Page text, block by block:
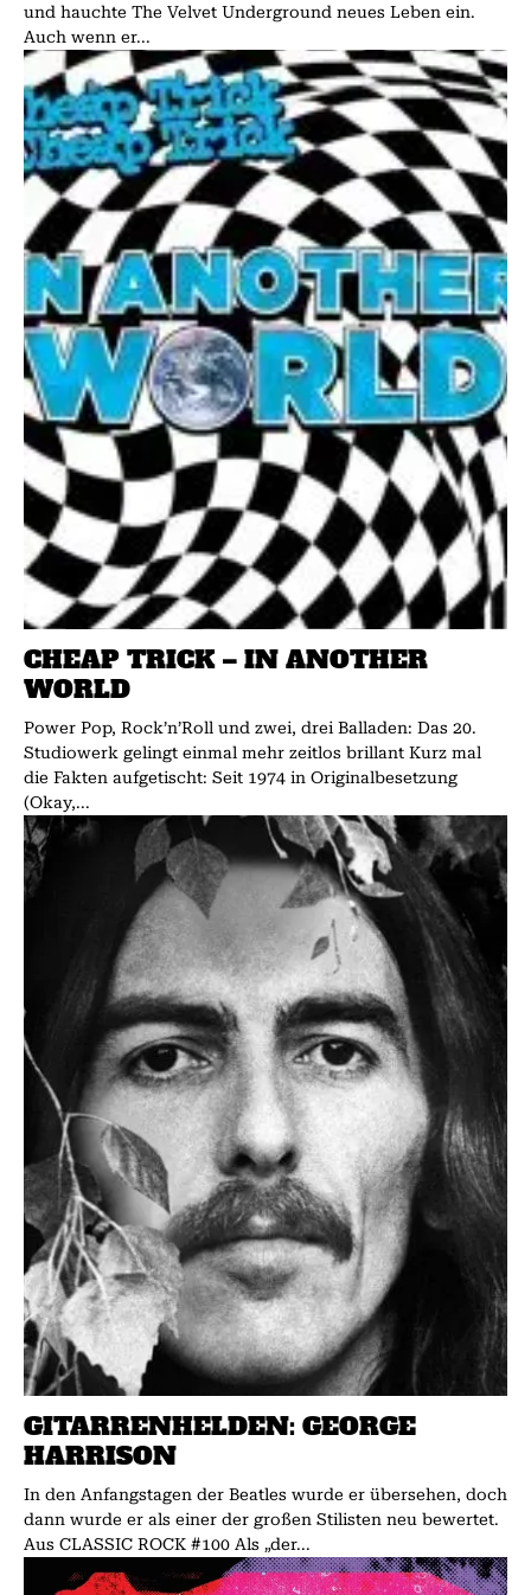
und hauchte The Velvet Underground neues Leben ein.
Auch wenn er...
CHEAP TRICK – IN ANOTHER
WORLD
Power Pop, Rock’n’Roll und zwei, drei Balladen: Das 20.
Studiowerk gelingt einmal mehr zeitlos brillant Kurz mal
die Fakten aufgetischt: Seit 1974 in Originalbesetzung
(Okay,...
GITARRENHELDEN: GEORGE
HARRISON
In den Anfangstagen der Beatles wurde er übersehen, doch
dann wurde er als einer der großen Stilisten neu bewertet.
Aus CLASSIC ROCK #100 Als „der...